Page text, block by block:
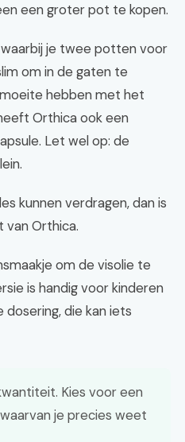
een groter pot te kopen.
je twee potten voor
om in de gaten te
hebben met het
Orthica ook een
Let wel op: de
kunnen verdragen, dan is
van Orthica.
om de visolie te
is handig voor kinderen
die kan iets
Kies voor een
je precies weet